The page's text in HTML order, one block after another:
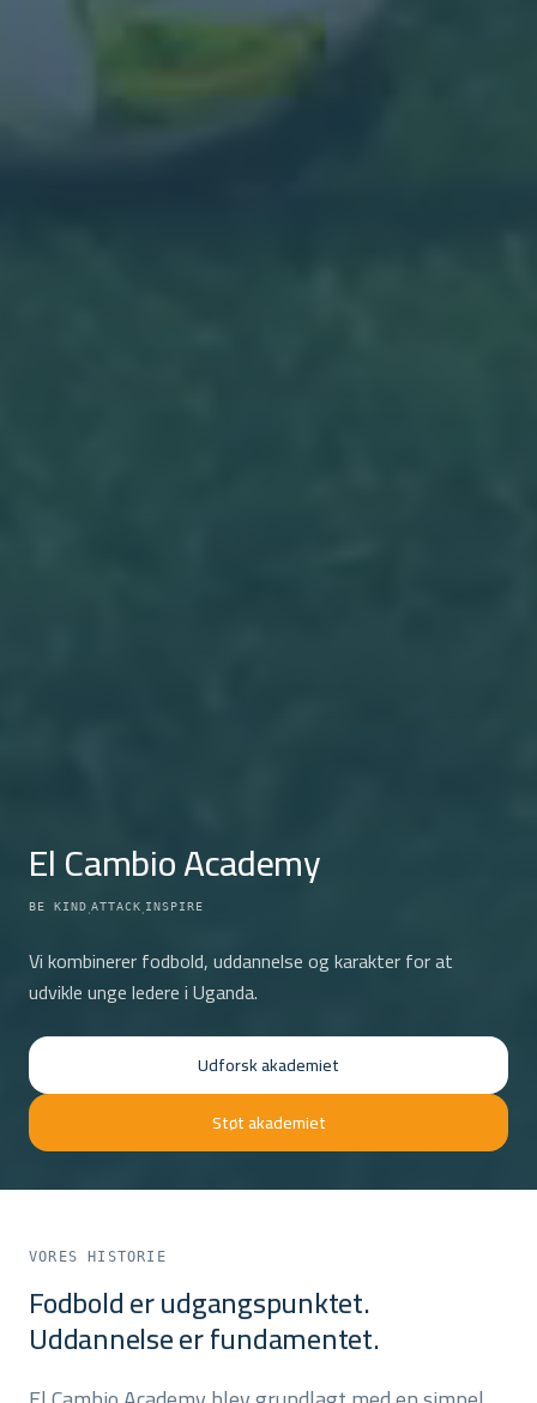
El Cambio Academy
BE KIND·ATTACK·INSPIRE
Vi kombinerer fodbold, uddannelse og karakter for at
udvikle unge ledere i Uganda.
Udforsk akademiet
Støt akademiet
VORES HISTORIE
Fodbold er udgangspunktet.
Uddannelse er fundamentet.